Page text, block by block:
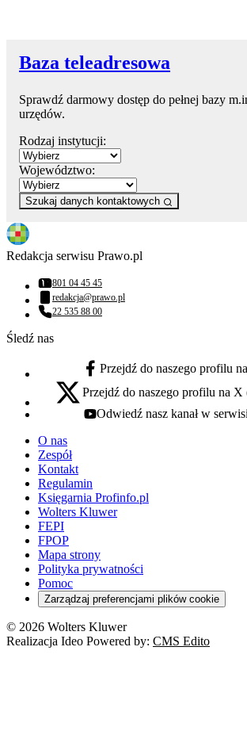
Baza teleadresowa
Sprawdź darmowy dostęp do pełnej bazy
urzędów.
Rodzaj instytucji:
Województwo:
Szukaj danych kontaktowych
Redakcja serwisu Prawo.pl
Numer telefonu:
801 04 45 45
Adres email:
redakcja@prawo.pl
Numer telefonu:
22 535 88 00
Śledź nas
facebook - otwiera się w nowej karcie
Przejdź do naszego profilu
x - otwiera się w nowej karcie
Przejdź do naszego profilu na
youtube - otwiera się w nowej karcie
Odwiedź nasz kanał w
O nas
Zespół
Kontakt
Regulamin
Księgarnia Profinfo.pl
Wolters Kluwer
FEPI
FPOP
Mapa strony
Polityka prywatności
Pomoc
Zarządzaj preferencjami plików cookie
© 2026 Wolters Kluwer
Realizacja Ideo Powered by: CMS Edito